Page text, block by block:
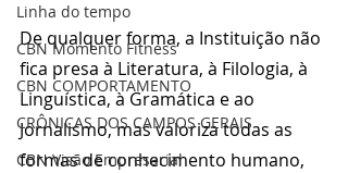
Linha do tempo
CBN Momento Fitness
CBN COMPORTAMENTO
CRÔNICAS DOS CAMPOS GERAIS
CBN Visão Empresarial
De qualquer forma, a Instituição não
fica presa à Literatura, à Filologia, à
Linguística, à Gramática e ao
Jornalismo, mas valoriza todas as
formas de conhecimento humano,